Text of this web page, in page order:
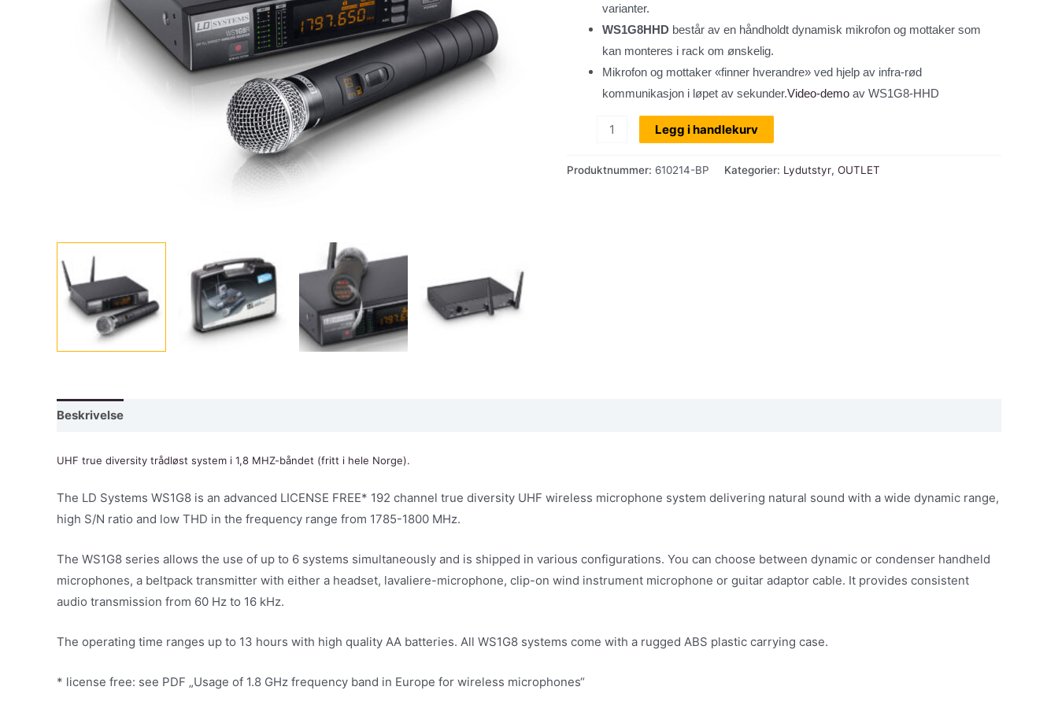
varianter.
WS1G8HHD består av en håndholdt dynamisk mikrofon og mottaker som
kan monteres i rack om ønskelig.
Mikrofon og mottaker «finner hverandre» ved hjelp av infra-rød
kommunikasjon i løpet av sekunder.Video-demo av WS1G8-HHD
WS1G8HHD
Legg i handlekurv
Produktnummer: 610214-BP Kategorier: Lydutstyr, OUTLET
Beskrivelse
UHF true diversity trådløst system i 1,8 MHZ-båndet (fritt i hele Norge).
The LD Systems WS1G8 is an advanced LICENSE FREE* 192 channel true diversity UHF wireless microphone system delivering natural sound with a wide dynamic range,
high S/N ratio and low THD in the frequency range from 1785-1800 MHz.
The WS1G8 series allows the use of up to 6 systems simultaneously and is shipped in various configurations. You can choose between dynamic or condenser handheld
microphones, a beltpack transmitter with either a headset, lavaliere-microphone, clip-on wind instrument microphone or guitar adaptor cable. It provides consistent
audio transmission from 60 Hz to 16 kHz.
The operating time ranges up to 13 hours with high quality AA batteries. All WS1G8 systems come with a rugged ABS plastic carrying case.
* license free: see PDF „Usage of 1.8 GHz frequency band in Europe for wireless microphones“